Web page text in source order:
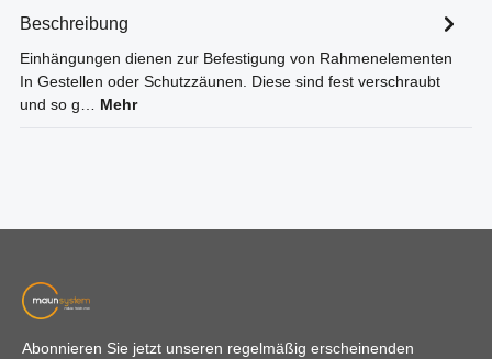
Beschreibung
Einhängungen dienen zur Befestigung von Rahmenelementen
In Gestellen oder Schutzzäunen. Diese sind fest verschraubt
und so g… Mehr
Abonnieren Sie jetzt unseren regelmäßig erscheinenden